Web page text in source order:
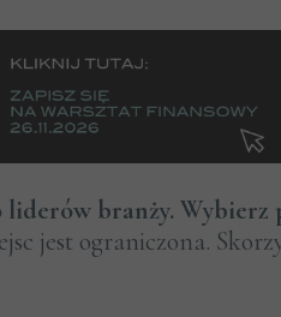
liderów branży. Wybierz
jest ograniczona.